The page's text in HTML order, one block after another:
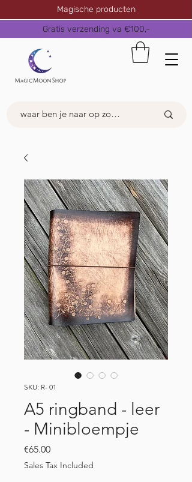
Magische producten
Gratis verzending va €100,-
SKU: R- 01
A5 ringband - leer
- Minibloempje
€65.00Price
Sales Tax Included